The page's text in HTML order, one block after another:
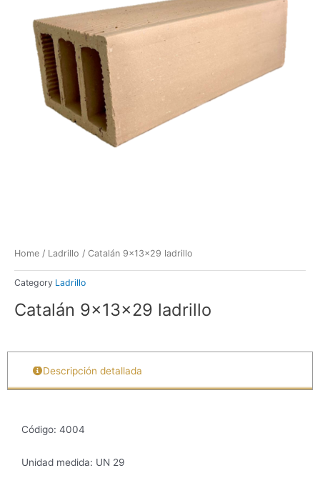
Home / Ladrillo / Catalán 9x13x29 ladrillo
Category Ladrillo
Catalán 9x13x29 ladrillo
Descripción detallada
Código: 4004
Unidad medida: UN 29